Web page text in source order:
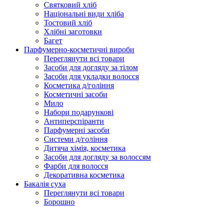
Святковий хліб
Національні види хліба
Тостовий хліб
Хлібні заготовки
Багет
Парфумерно-косметичні вироби
Переглянути всі товари
Засоби для догляду за тілом
Засоби для укладки волосся
Косметика д/гоління
Косметичні засоби
Мило
Набори подарункові
Антиперспіранти
Парфумерні засоби
Системи д/гоління
Дитяча хімія, косметика
Засоби для догляду за волоссям
Фарби для волосся
Декоративна косметика
Бакалія суха
Переглянути всі товари
Борошно